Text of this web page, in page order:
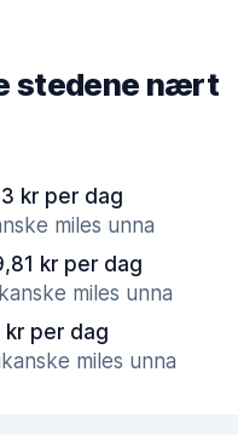
stedene nært
kr per dag
miles unna
kr per dag
miles unna
kr per dag
miles unna